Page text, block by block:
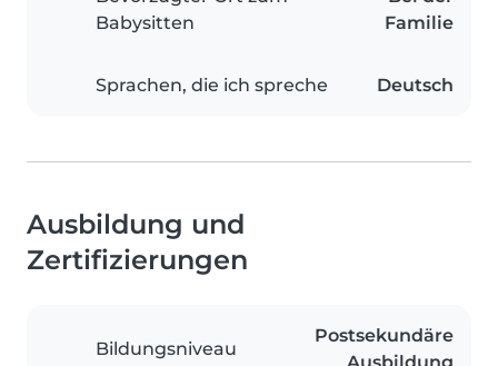
Babysitten
Familie
Sprachen, die ich spreche Deutsch
Ausbildung und
Zertifizierungen
Bildungsniveau
Postsekundäre